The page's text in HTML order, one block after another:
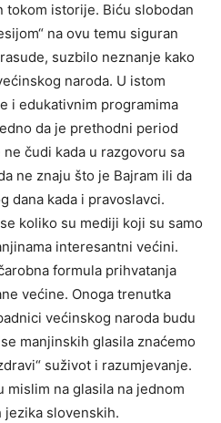
tokom istorije. Biću slobodan
na ovu temu siguran
suzbilo neznanje kako
naroda. U istom
i edukativnim programima
da je prethodni period
čudi kada u razgovoru sa
ne znaju što je Bajram ili da
dana kada i pravoslavci.
koliko su mediji koji su samo
interesantni većini.
formula prihvatanja
većine. Onoga trenutka
većinskog naroda budu
manjinskih glasila znaćemo
suživot i razumjevanje.
mislim na glasila na jednom
slovenskih.